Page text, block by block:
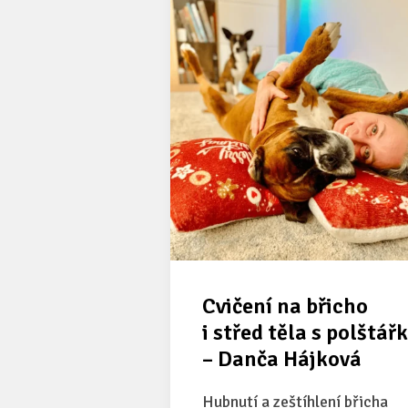
Cvičení na břicho
i střed těla s
– Danča Hájková
Hubnutí a zeštíhlení břicha